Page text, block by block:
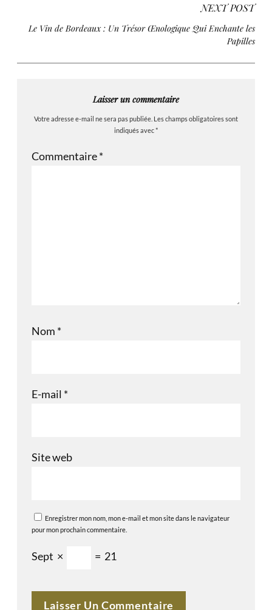
NEXT POST
Le Vin de Bordeaux : Un Trésor Œnologique Qui Enchante les
Papilles
Laisser un commentaire
Votre adresse e-mail ne sera pas publiée. Les champs obligatoires sont
indiqués avec*
Commentaire*
Nom *
E-mail *
Site web
Enregistrer mon nom, mon e-mail et mon site dans le navigateur
pour mon prochain commentaire.
Sept × = 21